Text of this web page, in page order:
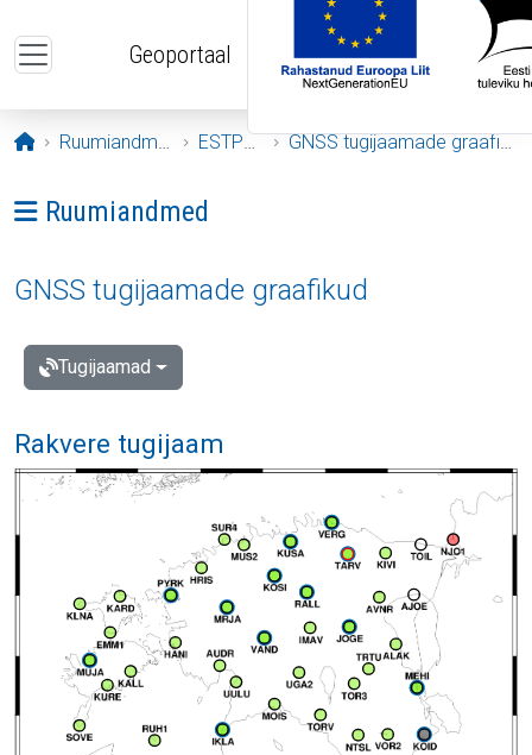
Geoportaal
Avaleht
Ruumiandmed ESTPOS GNSS tugijaamade graafikud
Ava menüü: Ruumiandmed
Ruumiandmed
GNSS tugijaamade graafikud
Tugijaamad
Rakvere tugijaam